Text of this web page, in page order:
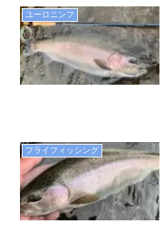
ユーロニンフ
フライフィッシング